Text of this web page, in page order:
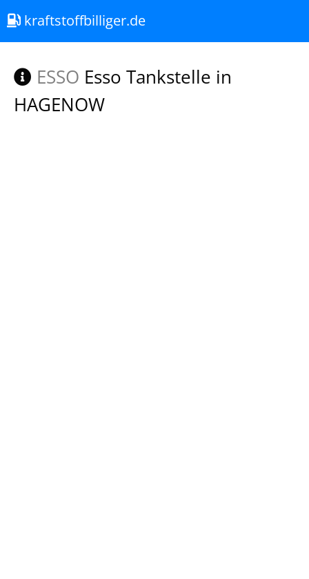
kraftstoffbilliger.de
ESSO Esso Tankstelle in
HAGENOW